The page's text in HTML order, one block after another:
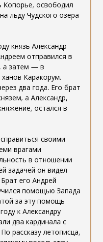
Копорье, освободил
льду Чудского озера
князь Александр
отправился в
а затем — в
Каракорум.
два года. Его брат
а Александр,
остался в
своими
врагами
в отношении
задачей он видел
его Андрей
помощью Запада
за эту помощь
к Александру
два кардинала с
рассказу летописца,